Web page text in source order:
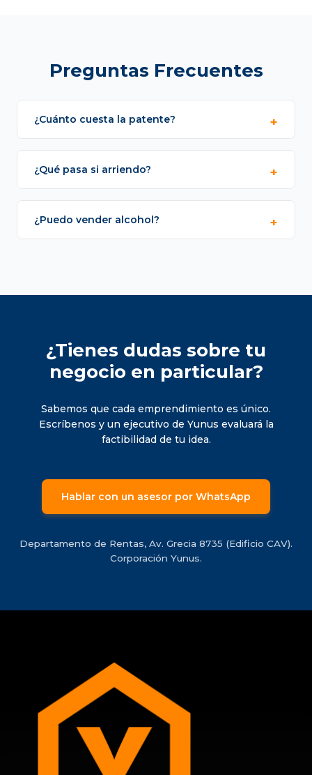
Preguntas Frecuentes
¿Cuánto cuesta la patente?
¿Qué pasa si arriendo?
¿Puedo vender alcohol?
¿Tienes dudas sobre tu
negocio en particular?
Sabemos que cada emprendimiento es único.
Escríbenos y un ejecutivo de Yunus evaluará la
factibilidad de tu idea.
Hablar con un asesor por WhatsApp
Departamento de Rentas, Av. Grecia 8735 (Edificio CAV).
Corporación Yunus.